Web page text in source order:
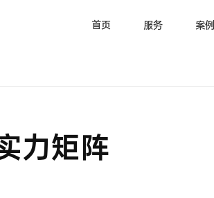
首页 服务 案例
力矩阵